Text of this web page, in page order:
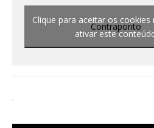
Contraponto
Clique para aceitar os cookies
ativar este